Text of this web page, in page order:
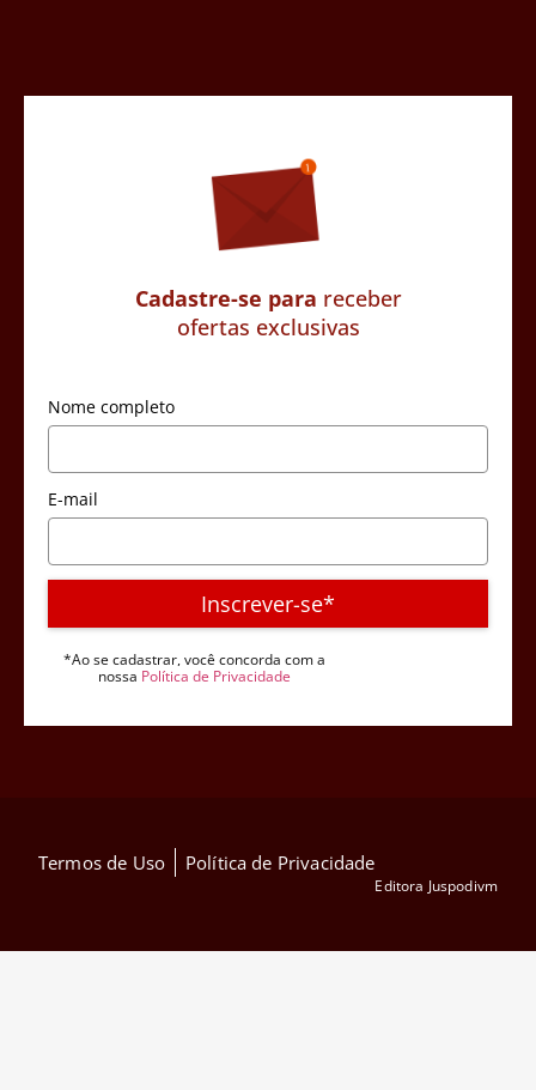
Cadastre-se para receber
ofertas exclusivas
Nome completo
E-mail
Inscrever-se*
*Ao se cadastrar, você concorda com a
nossa Política de Privacidade
Termos de Uso Política de Privacidade
Editora Juspodivm